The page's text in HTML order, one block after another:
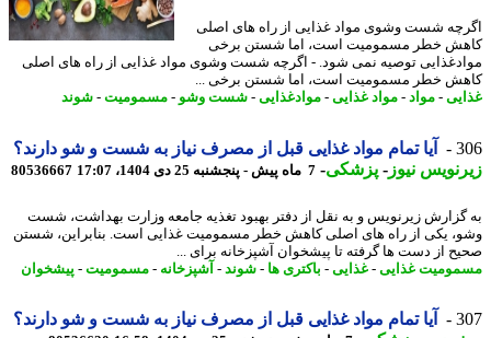
شست وشوی مواد غذایی از راه های اصلی
خطر مسمومیت است، اما شستن برخی
توصیه نمی شود. - اگرچه شست وشوی مواد غذایی از راه های اصلی
خطر مسمومیت است، اما شستن برخی ...
- مواد -مواد غذایی- موادغذایی- شست وشو -مسمومیت-شوند
آیا تمام مواد غذایی قبل از مصرف نیاز به شست و شو دارند؟
نیوز-پزشکی-7 ماه پیش - پنجشنبه 25 دی 1404، 17:07 80536667
زیرنویس و به نقل از دفتر بهبود تغذیه جامعه وزارت بهداشت، شست
یکی از راه های اصلی کاهش خطر مسمومیت غذایی است. بنابراین، شستن
از دست ها گرفته تا پیشخوان آشپزخانه برای ...
غذایی- غذایی- باکتری ها - شوند-آشپزخانه -مسمومیت-پیشخوان
آیا تمام مواد غذایی قبل از مصرف نیاز به شست و شو دارند؟